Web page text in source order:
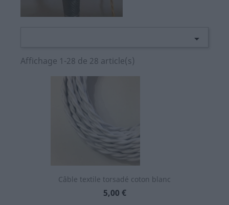

Affichage 1-28 de 28 article(s)
Câble textile torsadé coton blanc
Prix
5,00 €